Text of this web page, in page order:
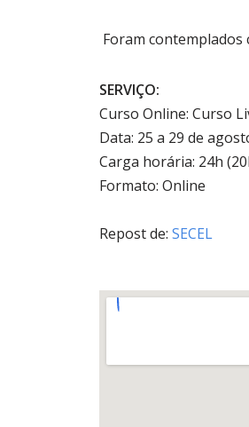
Foram contemplados
SERVIÇO:
Curso Online: Curso
Data: 25 a 29 de
Carga horária: 24h
Formato: Online
Repost de: SECEL